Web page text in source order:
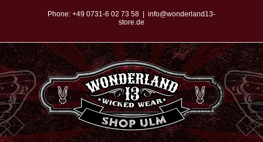
springen
Phone: +49 0731-6 02 73 58
info@wonderland13-
store.de